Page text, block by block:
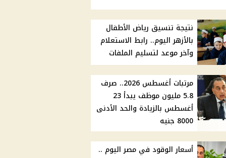
نتيجة تنسيق رياض الأطفال
بالأزهر اليوم.. رابط الاستعلام
وآخر موعد لتسليم الملفات
مرتبات أغسطس 2026.. صرف
5.8 مليون موظف يبدأ 23
أغسطس بالزيادة والحد الأدنى
8000 جنيه
أسعار الوقود في مصر اليوم ..